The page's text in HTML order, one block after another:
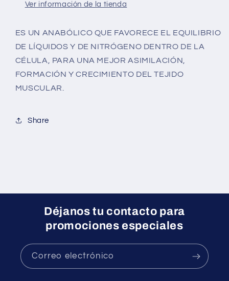
Ver información de la tienda
ES UN ANABÓLICO QUE FAVORECE EL EQUILIBRIO
DE LÍQUIDOS Y DE NITRÓGENO DENTRO DE LA
CÉLULA, PARA UNA MEJOR ASIMILACIÓN,
FORMACIÓN Y CRECIMIENTO DEL TEJIDO
MUSCULAR.
Share
Déjanos tu contacto para
promociones especiales
Correo electrónico